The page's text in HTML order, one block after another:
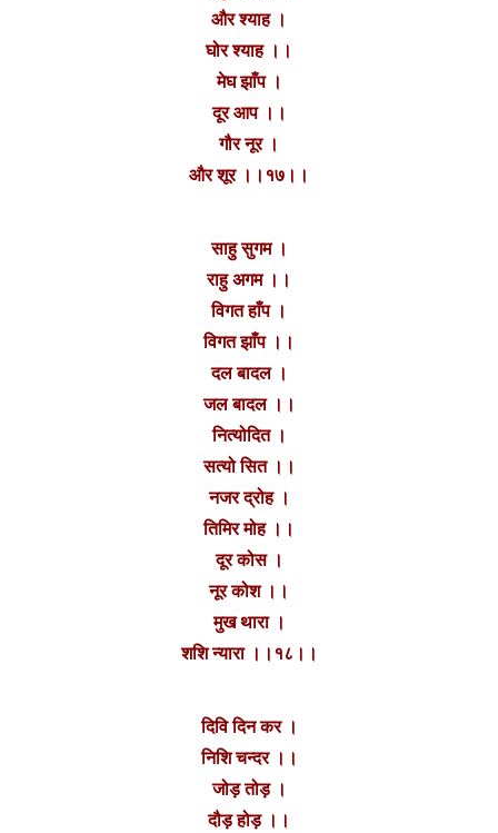
और श्याह ।
घोर श्याह ।।
मेघ झाँप ।
दूर आप ।।
गौर नूर ।
और शूर ।।१७।।
साहु सुगम ।
राहु अगम ।।
विगत हाँप ।
विगत झाँप ।।
दल बादल ।
जल बादल ।।
नित्योदित ।
सत्यो सित ।।
नजर द्रोह ।
तिमिर मोह ।।
दूर कोस ।
नूर कोश ।।
मुख थारा ।
शशि न्यारा ।।१८।।
दिवि दिन कर ।
निशि चन्दर ।।
जोड़ तोड़ ।
दौड़ होड़ ।।